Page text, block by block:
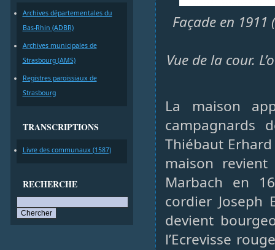
Archives départementales du
Bas-Rhin (ADBR)
Archives municipales de
Strasbourg (AMS)
Registres paroissiaux de
Strasbourg
TRANSCRIPTIONS
Livre des communaux (1587)
RECHERCHE
Façade en
Vue de la cour.
La maison
campagnards
Thiébaut
maison
Marbach en
cordier Joseph
devient
l’Ecrevisse